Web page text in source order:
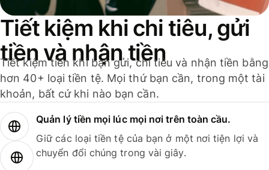
Tiết kiệm khi chi tiêu, gửi
tiền và nhận tiền
Tiết kiệm tiền khi bạn gửi, chi tiêu và nhận tiền bằng
hơn 40+ loại tiền tệ. Mọi thứ bạn cần, trong một tài
khoản, bất cứ khi nào bạn cần.
Quản lý tiền mọi lúc mọi nơi trên toàn cầu.
Giữ các loại tiền tệ của bạn ở một nơi tiện lợi và
chuyển đổi chúng trong vài giây.